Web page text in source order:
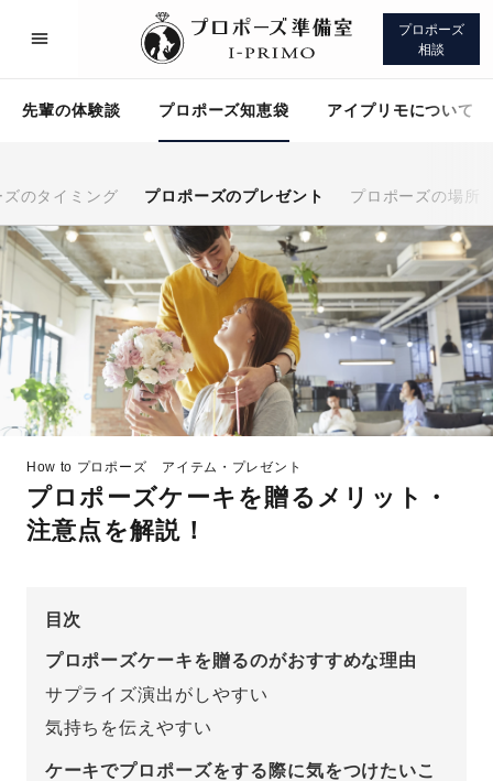
プロポーズ
相談
先輩の体験談 プロポーズ知恵袋 アイプリモについて
のタイミング プロポーズのプレゼント プロポーズの場所
How to プロポーズ アイテム・プレゼント
プロポーズケーキを贈るメリット・
注意点を解説！
目次
プロポーズケーキを贈るのがおすすめな理由
サプライズ演出がしやすい
気持ちを伝えやすい
ケーキでプロポーズをする際に気をつけたいこ
プロポーズサポート 先輩の体験談
プロポーズ知恵袋 アイプリモについて
プロポーズサポート
スペシャルプロポーズイベント
プロポーズアイテム
先輩の体験談
プロポーズ知恵袋
プロポーズ意識調査結果一覧
アイプリモについて
ニュース